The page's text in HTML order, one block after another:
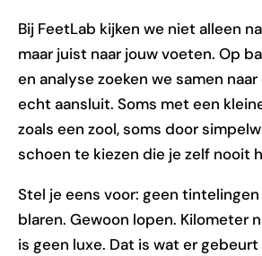
Bij FeetLab kijken we niet alleen
maar juist naar jouw voeten. Op
en analyse zoeken we samen
echt aansluit. Soms met een
zoals een zool, soms door
schoen te kiezen die je zelf nooit
Stel je eens voor: geen tintelingen
blaren. Gewoon lopen. Kilometer
is geen luxe. Dat is wat er gebeurt